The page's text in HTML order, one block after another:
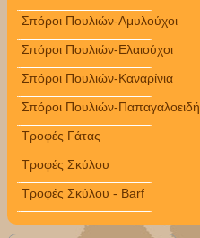
Σπόροι Πουλιών-Αμυλούχοι
Σπόροι Πουλιών-Ελαιούχοι
Σπόροι Πουλιών-Καναρίνια
Σπόροι Πουλιών-Παπαγαλοειδή
Τροφές Γάτας
Τροφές Σκύλου
Τροφές Σκύλου - Barf